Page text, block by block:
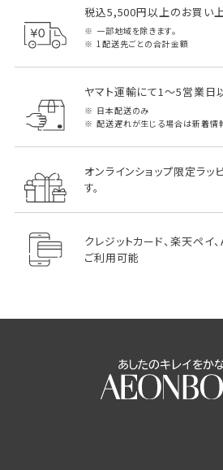
税込5,500円以上のお買い
一部地域を除きます。
1配送先ごとの合計金額
ヤマト運輸にて1～5営業日
日本配送のみ
配送遅れが生じる場合は新着情
オンラインショップ限定ラ
す。
クレジットカード、楽天ペ
ご利用可能